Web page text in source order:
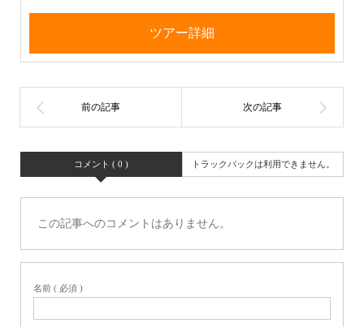
ツアー詳細
コメント ( 0 ) トラックバックは利用できません。
この記事へのコメントはありません。
名前 ( 必須 )